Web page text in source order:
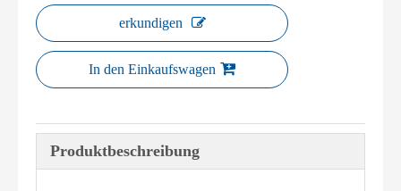
erkundigen
In den Einkaufswagen
Produktbeschreibung